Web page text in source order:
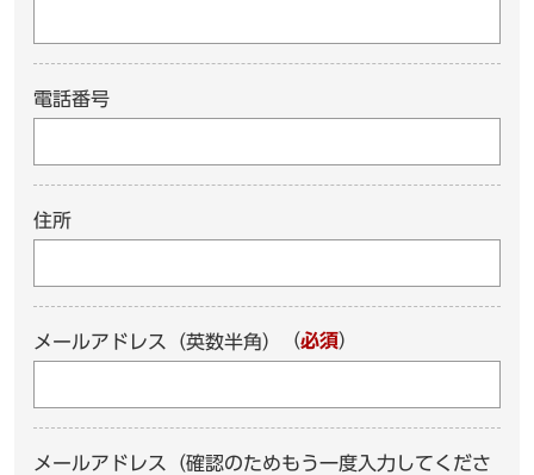
電話番号
住所
メールアドレス（英数半角） （必須）
メールアドレス（確認のためもう一度入力してくださ